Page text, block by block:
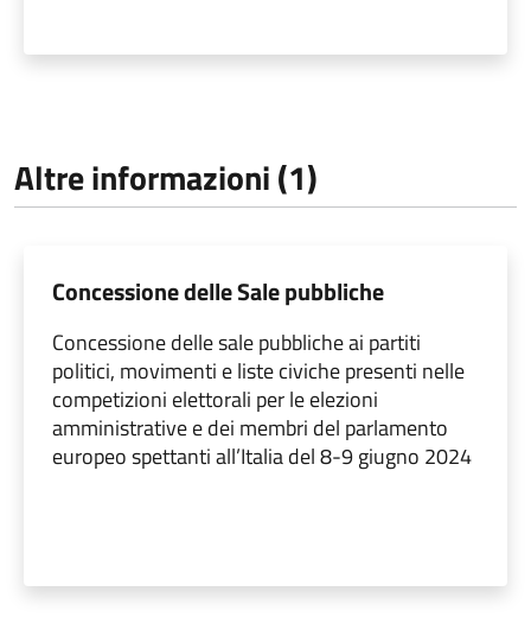
Altre informazioni (1)
Concessione delle Sale pubbliche
Concessione delle sale pubbliche ai partiti
politici, movimenti e liste civiche presenti nelle
competizioni elettorali per le elezioni
amministrative e dei membri del parlamento
europeo spettanti all’Italia del 8-9 giugno 2024